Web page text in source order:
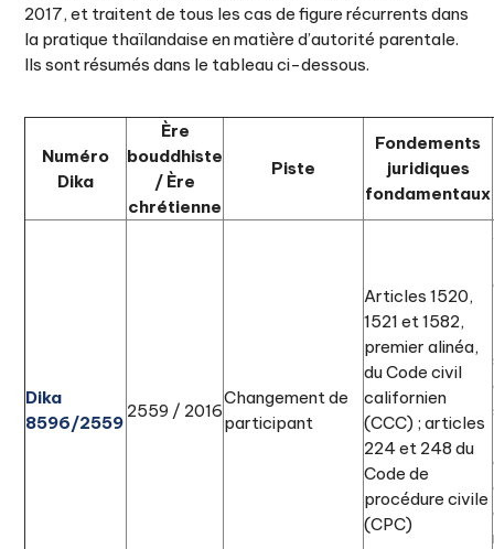
2017, et traitent de tous les cas de figure récurrents dans
la pratique thaïlandaise en matière d’autorité parentale.
Ils sont résumés dans le tableau ci-dessous.
Numéro
Dika
Ère
bouddhiste
/ Ère
chrétienne
Piste
Fondements
juridiques
fondamentaux
Dika
8596/2559
2559 / 2016
Changement de
participant
Articles 1520,
1521 et 1582,
premier alinéa,
du Code civil
californien
(CCC) ; articles
224 et 248 du
Code de
procédure civile
(CPC)